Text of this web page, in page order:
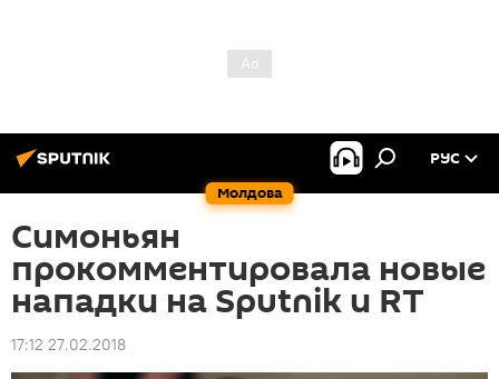
Молдова
РУС
Симоньян
прокомментировала новые
нападки на Sputnik и RT
17:12 27.02.2018